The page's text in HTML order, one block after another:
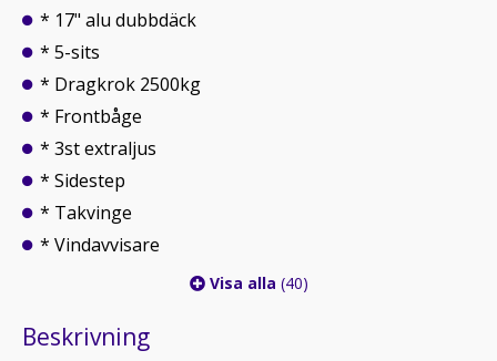
* 17" alu dubbdäck
* 5-sits
* Dragkrok 2500kg
* Frontbåge
* 3st extraljus
* Sidestep
* Takvinge
* Vindavvisare
Visa alla (40)
Beskrivning